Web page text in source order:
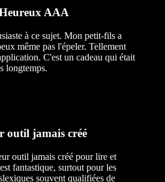
AAA
à ce sujet. Mon petit-fils a
même pas l'épeler. Tellement
C'est un cadeau qui était
longtemps.
outil jamais créé
outil jamais créé pour lire et
fantastique, surtout pour les
souvent qualifiées de